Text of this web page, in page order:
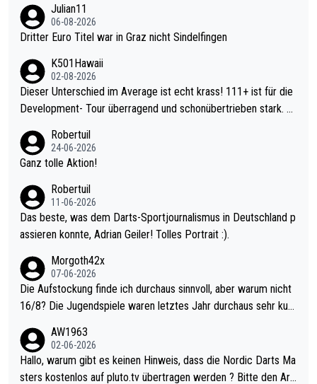
Julian11
06-08-2026
Dritter Euro Titel war in Graz nicht Sindelfingen
K501Hawaii
02-08-2026
Dieser Unterschied im Average ist echt krass! 111+ ist für die
Development- Tour überragend und schonübertrieben stark. U
mal 40+ erst recht. Da gewinnst keinen Blumentopf - ist ja noc
h krasser wie ein Pokalspiel eines Kreisligisten vs einem Bund
Robertuil
24-06-2026
Ganz tolle Aktion!
Robertuil
11-06-2026
Das beste, was dem Darts-Sportjournalismus in Deutschland p
assieren konnte, Adrian Geiler! Tolles Portrait :).
Morgoth42x
07-06-2026
Die Aufstockung finde ich durchaus sinnvoll, aber warum nicht
16/8? Die Jugendspiele waren letztes Jahr durchaus sehr kurz
Allerdings ist Mitchell Lawrie als Nummer 1 der Welt eh qualifi
ziert. Somit ändert die automatische Qualifikation des Weltmei
sters erstmal nichts. Ich denke sie wollen damit für nächstes J
AW1963
02-06-2026
Hallo, warum gibt es keinen Hinweis, dass die Nordic Darts Ma
sters kostenlos auf pluto.tv übertragen werden ? Bitte den Arti